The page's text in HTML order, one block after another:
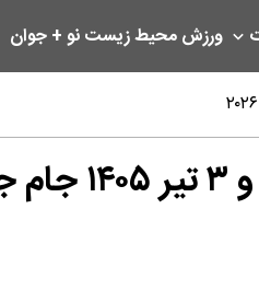
ورزشمحیط زیستنو + جوان